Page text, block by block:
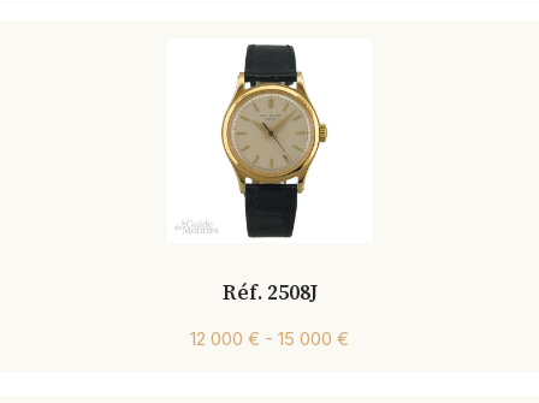
Réf. 2508J
12 000 € - 15 000 €